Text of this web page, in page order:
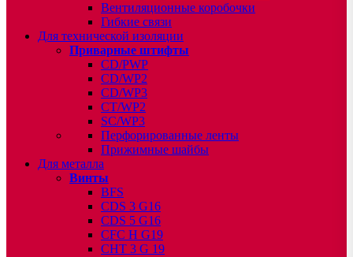
Вентиляционные коробочки
Гибкие связи
Для технической изоляции
Приварные штифты
CD/PWP
CD/WP2
CD/WP3
CT/WP2
SC/WP3
Перфорированные ленты
Прижимные шайбы
Для металла
Винты
BFS
CDS 3 G16
CDS 5 G16
CFC H G19
CHT 3 G 19